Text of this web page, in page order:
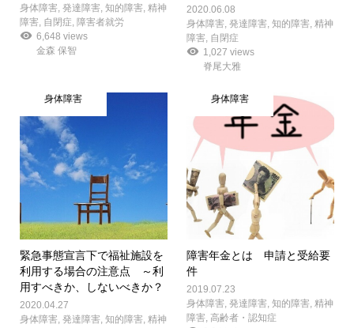
身体障害, 発達障害, 知的障害, 精神
障害, 自閉症 障害者就労
6,648 views
金森 保智
2020.06.08
身体障害 ,発達障害 ,知的障害 精神
障害 自閉症
1,027 views
脊尾大雅
身体障害
緊急事態宣言下で福祉施設を
利用する場合の注意点 ～利
用すべきか、しないべきか？
2020.04.27
身体障害, 発達障害, 知的障害, 精神
身体障害
障害年金とは 申請と受給要
件
2019.07.23
身体障害,発達障害,知的障害,精神
障害,高齢者・認知症